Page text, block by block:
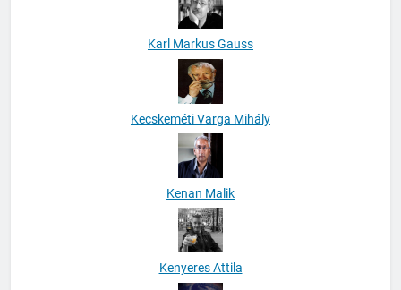
Karl Markus Gauss
Kecskeméti Varga Mihály
Kenan Malik
Kenyeres Attila